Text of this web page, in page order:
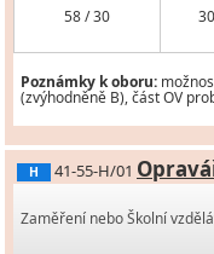
58 / 30 30
Poznámky k oboru:
(zvýhodněně B), část OV
H 41-55-H/01
Zaměření nebo Školní